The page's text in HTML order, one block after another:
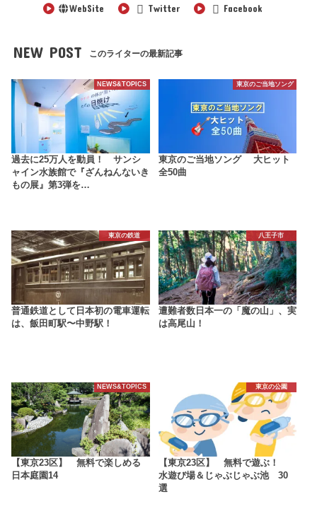
WebSite Twitter Facebook
NEW POST このライターの最新記事
NEWS&TOPICS
過去に25万人を動員！ サンシ
ャイン水族館で『ざんねんないき
もの展』第3弾を…
東京のご当地ソング
東京のご当地ソング 大ヒット
全50曲
東京の鉄道
普通鉄道として日本初の電車運転
は、飯田町駅〜中野駅！
八王子市
遭難者数日本一の「魔の山」、実
は高尾山！
NEWS&TOPICS
【東京23区】 無料で楽しめる
日本庭園14
東京の公園
【東京23区】 無料で遊ぶ！
水遊び場＆じゃぶじゃぶ池 30
選